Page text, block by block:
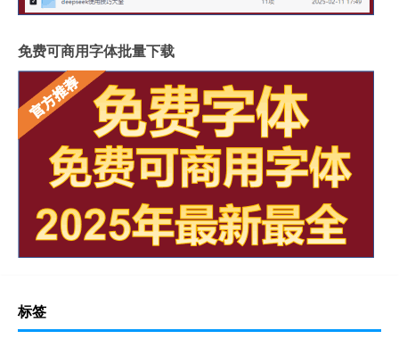
免费可商用字体批量下载
标签